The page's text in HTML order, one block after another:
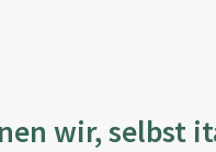
wir, selbst